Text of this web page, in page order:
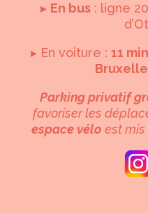
▸ En bus : ligne
▸ En voiture : 11
Parking privatif
favoriser les
espace vélo est mis